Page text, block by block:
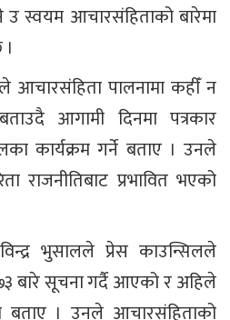
उ स्वयम आचारसंहिताको बारेमा
आचारसंहिता पालनामा कहीँ न
आगामी दिनमा पत्रकार
कार्यक्रम गर्ने बताए । उनले
राजनीतिबाट प्रभावित भएको
भुसालले प्रेस काउन्सिलले
बारे सूचना गर्दै आएको र अहिले
बताए । उनले आचारसंहिताको